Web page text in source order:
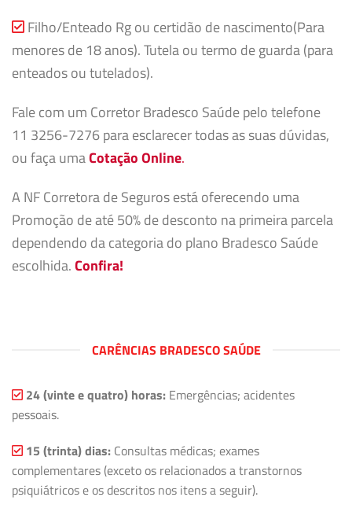
Filho/Enteado Rg ou certidão de nascimento(Para
menores de 18 anos). Tutela ou termo de guarda (para
enteados ou tutelados).
Fale com um Corretor Bradesco Saúde pelo telefone
11 3256-7276 para esclarecer todas as suas dúvidas,
ou faça umaCotação Online.
A NF Corretora de Seguros está oferecendo uma
Promoção de até 50% de desconto na primeira parcela
dependendo da categoria do plano Bradesco Saúde
escolhida.Confira!
CARÊNCIAS BRADESCO SAÚDE
24 (vinte e quatro) horas: Emergências; acidentes
pessoais.
15 (trinta) dias: Consultas médicas; exames
complementares (exceto os relacionados a transtornos
psiquiátricos e os descritos nos itens a seguir).